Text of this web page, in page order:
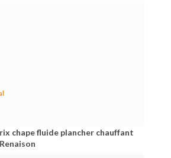
chape fluide plancher chauffant